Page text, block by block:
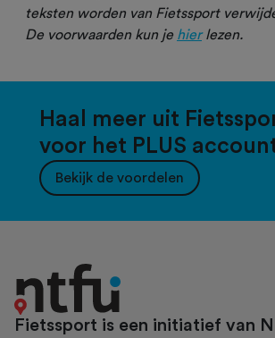
teksten worden van Fietssport
De voorwaarden kun je hierlezen.
Haal meer uit
voor het PLUS
Bekijk de voordelen
Fietssport is een initiatief van